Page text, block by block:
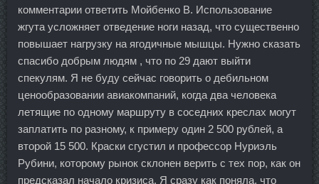
комментарии ответить Мойбенко В. Использование
жгута усложняет отведение ноги назад, что существенно
повышает нагрузку на ягодичные мышцы. Нужно сказать
спасибо добрым людям , что по 29 дают выйти
спекулям. Я не буду сейчас говорить о дебильном
ценообразовании авиакомпаний, когда два человека
летящие по одному маршруту в соседних креслах могут
заплатить по разному, к примеру один 2 500 рублей, а
второй 15 500. Краски сгустил и профессор Нуриэль
Рубини, которому рынок склонен верить с тех пор, как он
предсказал начало кризиса. Я сразу как поняла, что